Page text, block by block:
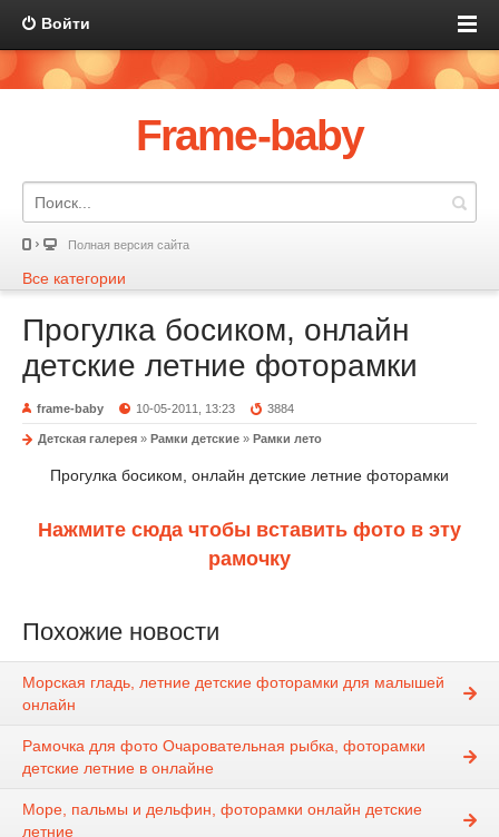
Войти
Frame-baby
Полная версия сайта
Все категории
Прогулка босиком, онлайн
детские летние фоторамки
frame-baby 10-05-2011, 13:23 3884
Детская галерея » Рамки детские » Рамки лето
Прогулка босиком, онлайн детские летние фоторамки
Нажмите сюда чтобы вставить фото в эту
рамочку
Похожие новости
Морская гладь, летние детские фоторамки для малышей
онлайн
Рамочка для фото Очаровательная рыбка, фоторамки
детские летние в онлайне
Море, пальмы и дельфин, фоторамки онлайн детские
летние